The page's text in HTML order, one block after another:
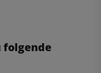
folgende